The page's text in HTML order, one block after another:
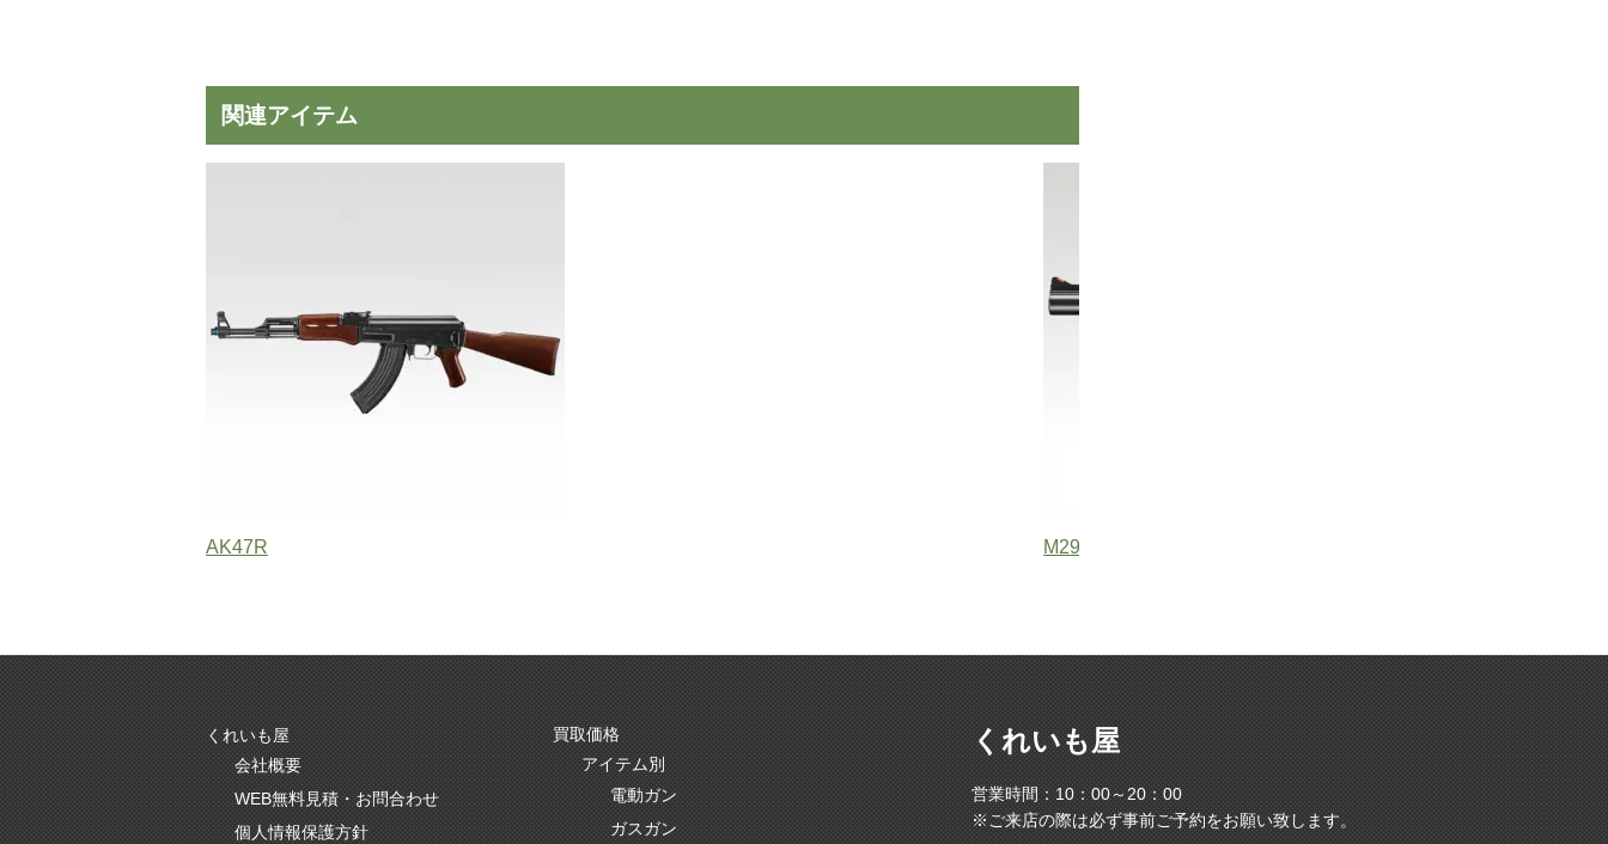
関連アイテム
AK47R M29 .44マグナム 6.5インチ ブラックモデル
くれいも屋
会社概要
WEB無料見積・お問合わせ
個人情報保護方針
買取価格
アイテム別
電動ガン
ガスガン
くれいも屋
営業時間：10：00～20：00
※ご来店の際は必ず事前ご予約をお願い致します。